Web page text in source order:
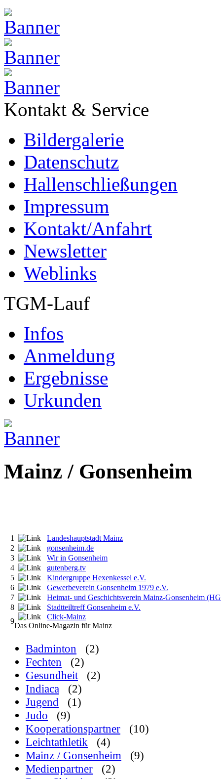
Kontakt & Service
Bildergalerie
Datenschutz
Hallenschließungen
Impressum
Kontakt/Anfahrt
Newsletter
Weblinks
TGM-Lauf
Infos
Anmeldung
Ergebnisse
Urkunden
Mainz / Gonsenheim
1
Landeshauptstadt Mainz
2
gonsenheim.de
3
Wir in Gonsenheim
4
gutenberg.tv
5
Kindergruppe Hexenkessel e.V.
6
Gewerbeverein Gonsenheim 1979 e.V.
7
Heimat- und Geschichtsverein Mainz-Gonsenheim
8
Stadtteiltreff Gonsenheim e.V.
9
Click-Mainz
Das Online-Magazin für Mainz
Badminton
(2)
Fechten
(2)
Gesundheit
(2)
Indiaca
(2)
Jugend
(1)
Judo
(9)
Kooperationspartner
(10)
Leichtathletik
(4)
Mainz / Gonsenheim
(9)
Medienpartner
(2)